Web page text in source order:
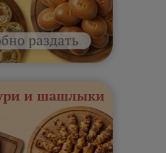
и шашлыки